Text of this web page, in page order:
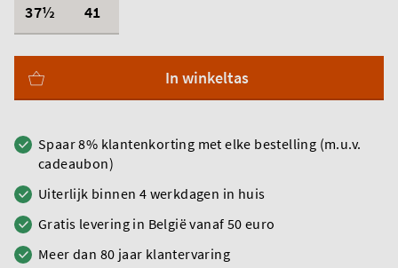
37½
41
In winkeltas
Spaar 8% klantenkorting met elke bestelling (m.u.v.
cadeaubon)
Uiterlijk binnen 4 werkdagen in huis
Gratis levering in België vanaf 50 euro
Meer dan 80 jaar klantervaring